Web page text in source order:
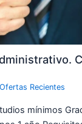
Ofertas Recientes
mínimos